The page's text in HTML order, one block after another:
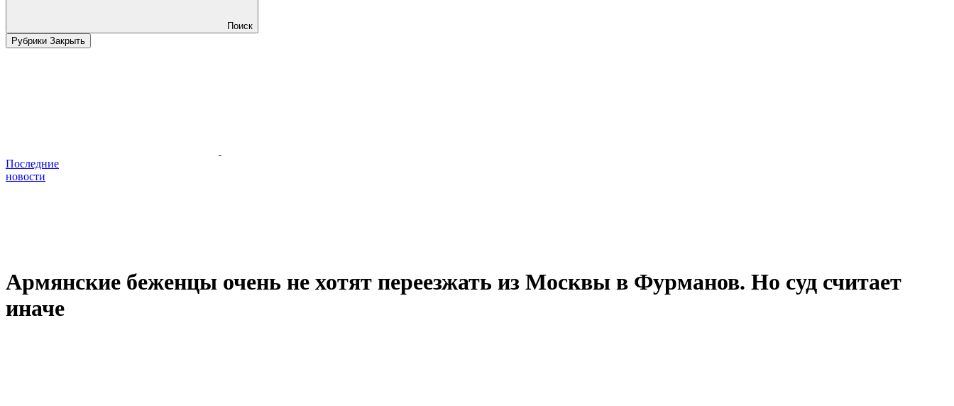
Поиск
Рубрики Закрыть
Последние
новости
Армянские беженцы очень не хотят переезжать из Москвы в Фурманов. Но суд считает
иначе